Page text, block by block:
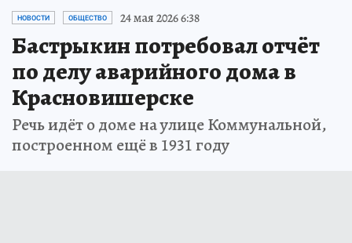
НОВОСТИ ОБЩЕСТВО 24 мая 2026 6:38
Бастрыкин потребовал отчёт
по делу аварийного дома в
Красновишерске
Речь идёт о доме на улице Коммунальной,
построенном ещё в 1931 году